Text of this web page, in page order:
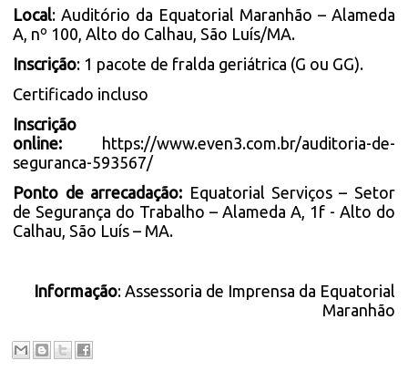
Local: Auditório da Equatorial Maranhão – Alameda
A, nº 100, Alto do Calhau, São Luís/MA.
Inscrição: 1 pacote de fralda geriátrica (G ou GG).
Certificado incluso
Inscrição
online: https://www.even3.com.br/auditoria-de-
seguranca-593567/
Ponto de arrecadação: Equatorial Serviços – Setor
de Segurança do Trabalho – Alameda A, 1f - Alto do
Calhau, São Luís – MA.
Informação: Assessoria de Imprensa da Equatorial
Maranhão